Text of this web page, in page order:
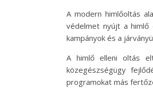
A modern himlőoltás
védelmet nyújt a
kampányok és a
A himlő elleni oltás
közegészségügy
programokat más